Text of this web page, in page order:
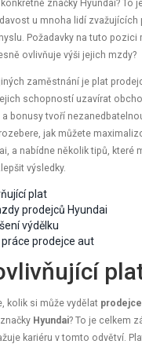
značky Hyundai? To
u mnoha lidí zvažujících
Požadavky na tuto pozici
ovlivňuje výši jejich mzdy?
zaměstnání je plat
schopností uzavírat
bonusy tvoří
jak můžete
a nabídne několik tipů, které
výsledky.
plat
prodejců Hyundai
výdělku
prodejce aut
kolik si může vydělat
Hyundai? To je celkem
kariéru v tomto odvětví.